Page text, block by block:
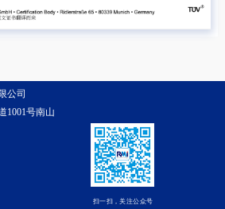
公司
1001号南山
扫一扫，关注公众号